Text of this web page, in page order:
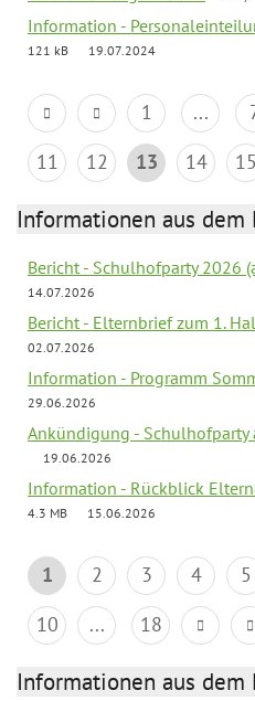
Information -
121 kB
19.07.2024
1 ...
11
12 13 14 15
Informationen aus dem
Bericht - Schulhofparty 2026
14.07.2026
Bericht - Elternbrief zum 1.
02.07.2026
Information - Programm
29.06.2026
Ankündigung - Schulhofparty
19.06.2026
Information - Rückblick
4.3 MB
15.06.2026
1 2 3 4 5
10
... 18
Informationen aus dem